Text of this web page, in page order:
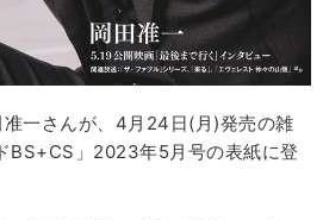
一さんが、4月24日(月)発売の雑
BS+CS」2023年5月号の表紙に登